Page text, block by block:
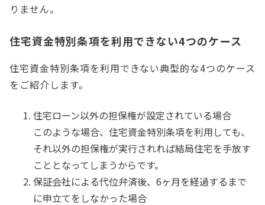
りません。
住宅資金特別条項を利用できない4つのケース
住宅資金特別条項を利用できない典型的な4つのケース
をご紹介します。
住宅ローン以外の担保権が設定されている場合
このような場合、住宅資金特別条項を利用しても、
それ以外の担保権が実行されれば結局住宅を手放す
こととなってしまうからです。
保証会社による代位弁済後、6ヶ月を経過するまで
に申立てをしなかった場合